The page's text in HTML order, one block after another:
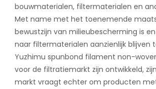
bouwmaterialen, filtermaterialen en
Met name met het toenemende
bewustzijn van milieubescherming is
naar filtermaterialen aanzienlijk blijven
Yuzhimu spunbond filament non-
voor de filtratiemarkt zijn ontwikkeld,
markt vraagt ​​echter om producten